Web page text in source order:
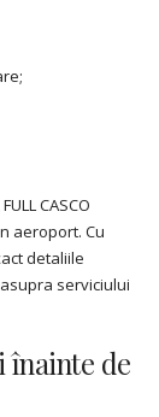
CASCO
aeroport. Cu
detaliile
serviciului
înainte de